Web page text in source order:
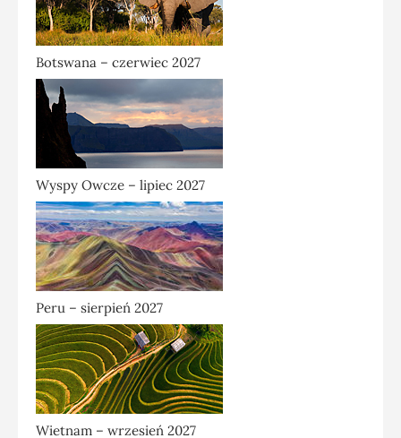
Botswana – czerwiec 2027
Wyspy Owcze – lipiec 2027
Peru – sierpień 2027
Wietnam – wrzesień 2027